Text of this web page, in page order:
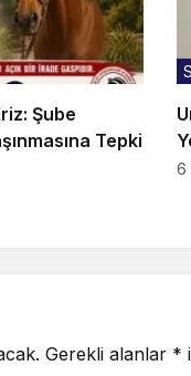
Şube
Tepki
6
Gerekli alanlar *